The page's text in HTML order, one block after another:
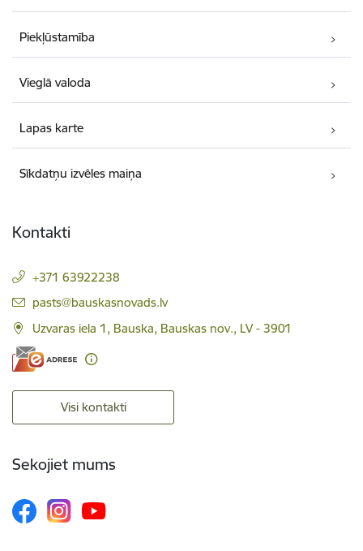
Piekļūstamība
Vieglā valoda
Lapas karte
Sīkdatņu izvēles maiņa
Kontakti
+371 63922238
E-pasts:
pasts@bauskasnovads.lv
Uzvaras iela 1, Bauska, Bauskas nov., LV - 3901
Visi kontakti
Sekojiet mums